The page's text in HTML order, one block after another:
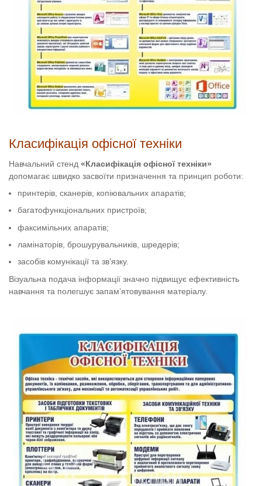
Класифікація офісної техніки
Навчальний стенд «Класифікація офісної техніки»
допомагає швидко засвоїти призначення та принцип роботи:
принтерів, сканерів, копіювальних апаратів;
багатофункціональних пристроїв;
факсимільних апаратів;
ламінаторів, брошурувальників, шредерів;
засобів комунікації та зв’язку.
Візуальна подача інформації значно підвищує ефективність
навчання та полегшує запам’ятовування матеріалу.